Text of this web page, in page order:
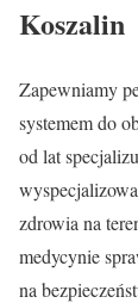
Koszalin
Zapewniamy
systemem do
od lat
zdrowia na
medycynie
na